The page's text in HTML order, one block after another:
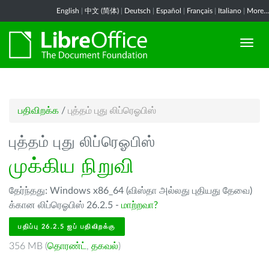
English 中文 (简体) Deutsch Español Français Italiano More...
பதிவிறக்க / புத்தம் புது லிப்ரெஓபிஸ்
புத்தம் புது லிப்ரெஓபிஸ்
முக்கிய நிறுவி
தேர்ந்தது: Windows x86_64 (விஸ்தா அல்லது புதியது தேவை)
க்கான லிப்ரெஓபிஸ் 26.2.5 - மாற்றவா?
பதிப்பு 26.2.5 ஐப் பதிவிறக்கு
356 MB (தொரண்ட் , தகவல்)